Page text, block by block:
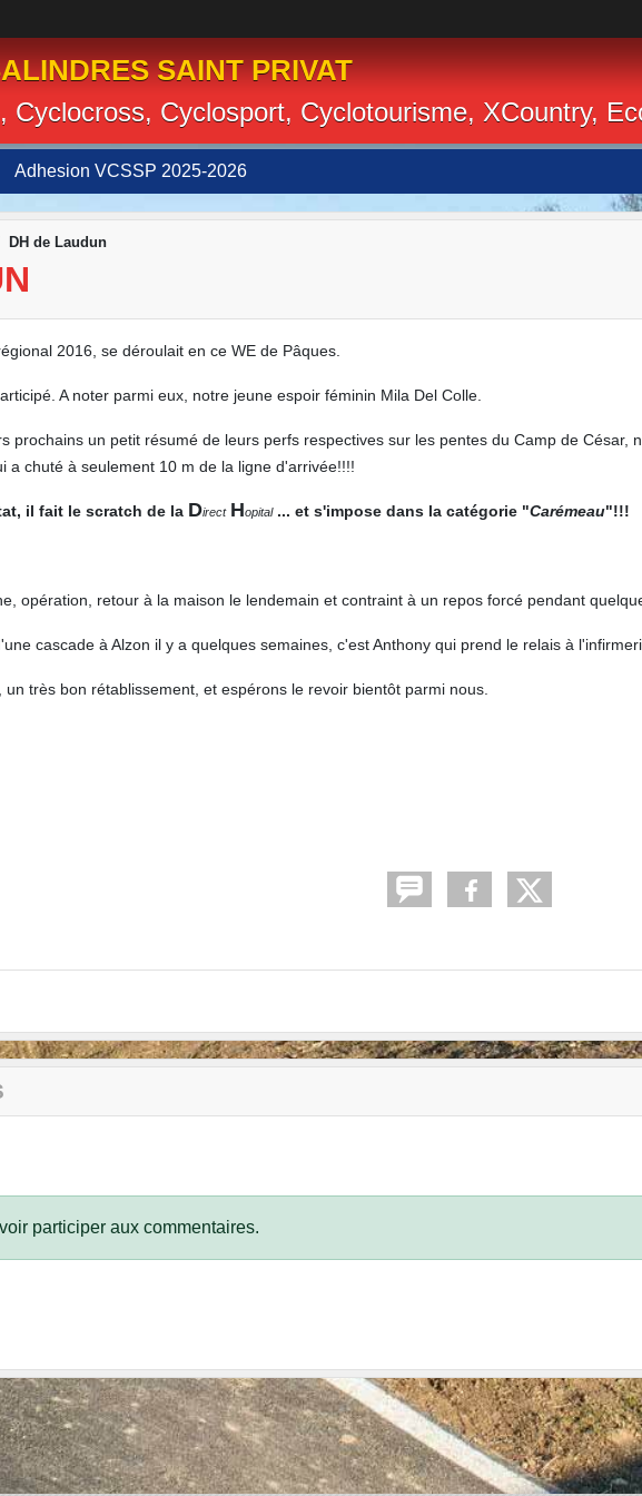
SAINT PRIVAT
Cyclocross, Cyclosport, Cyclotourisme, XCountry,
Adhesion VCSSP 2025-2026
DH de Laudun
2016, se déroulait en ce WE de Pâques.
A noter parmi eux, notre jeune espoir féminin Mila Del Colle.
prochains un petit résumé de leurs perfs respectives sur les pentes du Camp de César,
a chuté à seulement 10 m de la ligne d'arrivée!!!!
il fait le scratch de la Direct Hopital... et s'impose dans la catégorie "Carémeau"!!!
opération, retour à la maison le lendemain et contraint à un repos forcé pendant
cascade à Alzon il y a quelques semaines, c'est Anthony qui prend le relais à
très bon rétablissement, et espérons le revoir bientôt parmi nous.
participer aux commentaires.